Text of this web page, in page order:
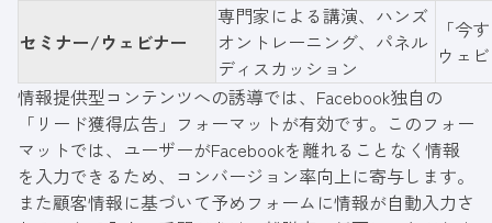
セミナー/ウェビナー
専門家による講演、ハンズ
オントレーニング、パネル
ディスカッション
「今
ウェ
情報提供型コンテンツへの誘導では、Facebook独自の
「リード獲得広告」フォーマットが有効です。このフォー
マットでは、ユーザーがFacebookを離れることなく情報
を入力できるため、コンバージョン率向上に寄与します。
また顧客情報に基づいて予めフォームに情報が自動入力さ